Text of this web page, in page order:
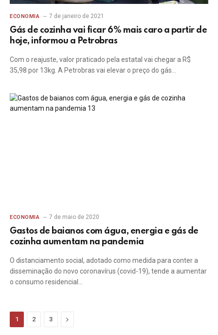
ECONOMIA 7 de janeiro de 2021
Gás de cozinha vai ficar 6% mais caro a partir de
hoje, informou a Petrobras
Com o reajuste, valor praticado pela estatal vai chegar a R$
35,98 por 13kg. A Petrobras vai elevar o preço do gás…
ECONOMIA 7 de maio de 2020
Gastos de baianos com água, energia e gás de
cozinha aumentam na pandemia
O distanciamento social, adotado como medida para conter a
disseminação do novo coronavírus (covid-19), tende a aumentar
o consumo residencial…
1 2 3 Next